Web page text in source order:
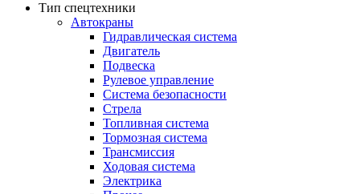
Тип спецтехники
Автокраны
Гидравлическая система
Двигатель
Подвеска
Рулевое управление
Система безопасности
Стрела
Топливная система
Тормозная система
Трансмиссия
Ходовая система
Электрика